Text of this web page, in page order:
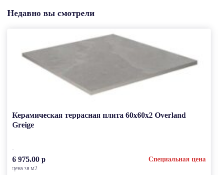
Недавно вы смотрели
Керамическая террасная плита 60x60x2 Overland
Greige
6 975.00 р Специальная цена
цена за м2